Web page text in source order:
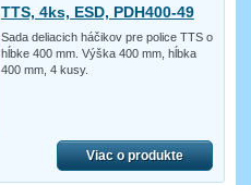
TTS, 4ks, ESD, PDH400-49
Sada deliacich háčikov pre police TTS o
hĺbke 400 mm. Výška 400 mm, hĺbka
400 mm, 4 kusy.
Viac o produkte